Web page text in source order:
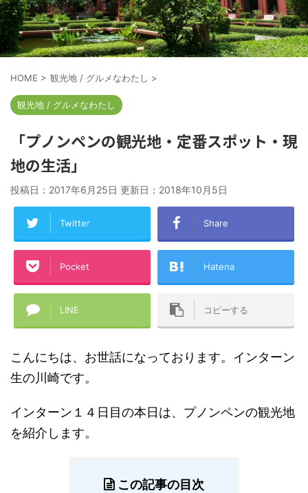
HOME > 観光地 / グルメなわたし >
観光地 / グルメなわたし
「プノンペンの観光地・定番スポット・現
地の生活」
投稿日：2017年6月25日 更新日： 2018年10月5日
Twitter Share
Pocket Hatena
LINE コピーする
こんにちは、お世話になっております。インターン
生の川崎です。
インターン１４日目の本日は、プノンペンの観光地
を紹介します。
この記事の目次